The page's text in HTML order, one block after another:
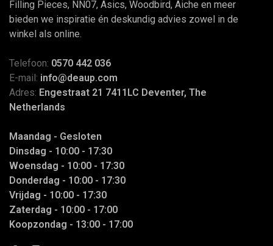
Filling Pieces, NN07, Asics, Woodbird, Aiche en meer
bieden we inspiratie én deskundig advies zowel in de
winkel als online.
Telefoon: 0570 442 036
E-mail: info@deaup.com
Adres: Engestraat 21 7411LC Deventer, The
Netherlands
Maandag - Gesloten
Dinsdag - 10:00 - 17:30
Woensdag - 10:00 - 17:30
Donderdag - 10:00 - 17:30
Vrijdag - 10:00 - 17:30
Zaterdag - 10:00 - 17:00
Koopzondag - 13:00 - 17:00